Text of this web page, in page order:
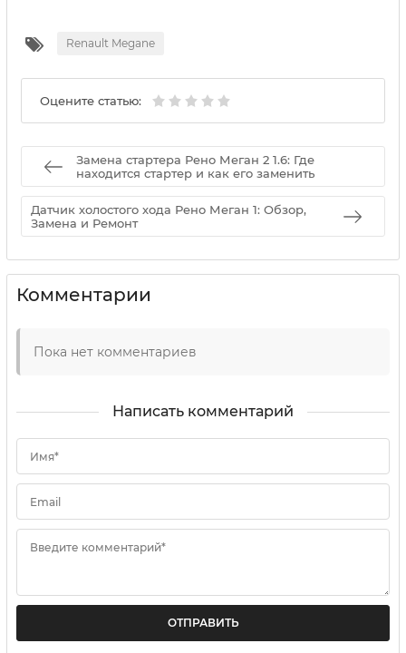
Renault Megane
Оцените статью:
Замена стартера Рено Меган 2 1.6: Где
находится стартер и как его заменить
Датчик холостого хода Рено Меган 1: Обзор,
Замена и Ремонт
Комментарии
Пока нет комментариев
Написать комментарий
Имя*
Email
Введите комментарий*
ОТПРАВИТЬ